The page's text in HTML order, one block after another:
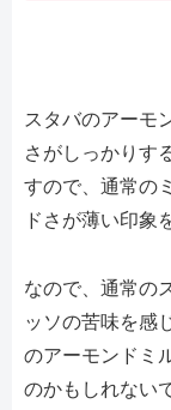
スタバのアーモ
さがしっかりす
すので、通常の
ドさが薄い印象
なので、通常の
ッソの苦味を感
のアーモンドミ
のかもしれない